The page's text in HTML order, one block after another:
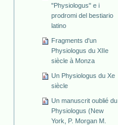
"Physiologus" e i
prodromi del bestiario
latino
Fragments d'un
Physiologus du XIIe
siècle à Monza
Un Physiologus du Xe
siècle
Un manuscrit oublié du
Physiologus (New
York, P. Morgan M.